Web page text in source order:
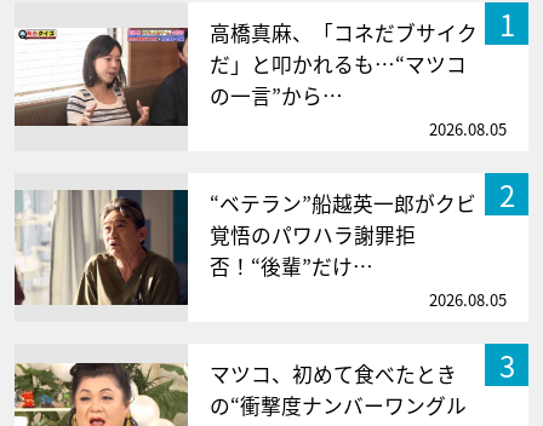
1
高橋真麻、「コネだブサイク
だ」と叩かれるも…“マツコ
の一言”から…
2026.08.05
2
“ベテラン”船越英一郎がクビ
覚悟のパワハラ謝罪拒
否！“後輩”だけ…
2026.08.05
3
マツコ、初めて食べたとき
の“衝撃度ナンバーワングル